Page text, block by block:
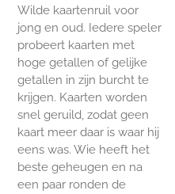
Wilde kaartenruil voor
jong en oud. Iedere speler
probeert kaarten met
hoge getallen of gelijke
getallen in zijn burcht te
krijgen. Kaarten worden
snel geruild, zodat geen
kaart meer daar is waar hij
eens was. Wie heeft het
beste geheugen en na
een paar ronden de